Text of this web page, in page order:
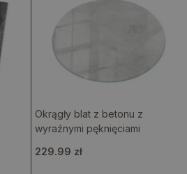
Okrągły blat z betonu z
wyraźnymi pęknięciami
229.99 zł